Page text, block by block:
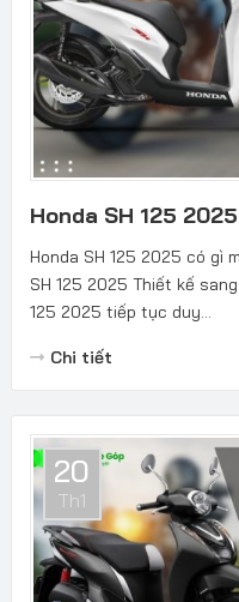
Honda SH 125
Honda SH 125 2025 có gì
SH 125 2025 Thiết kế
125 2025 tiếp tục duy...
Chi tiết
20
Th1